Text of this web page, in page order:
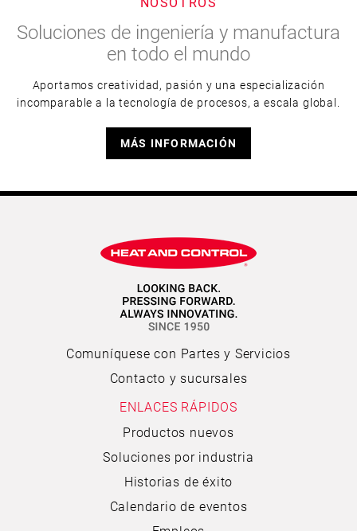
Soluciones de ingeniería y manufactura
en todo el mundo
Aportamos creatividad, pasión y una especialización
incomparable a la tecnología de procesos, a escala global.
MÁS INFORMACIÓN
Comuníquese con Partes y Servicios
Contacto y sucursales
ENLACES RÁPIDOS
Productos nuevos
Soluciones por industria
Historias de éxito
Calendario de eventos